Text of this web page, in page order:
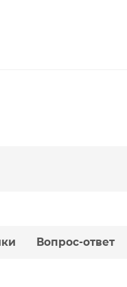
Вопрос-ответ